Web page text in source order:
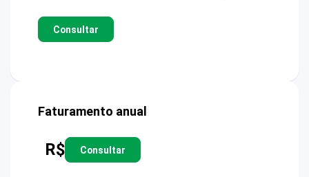
Consultar
Faturamento anual
R$ Consultar